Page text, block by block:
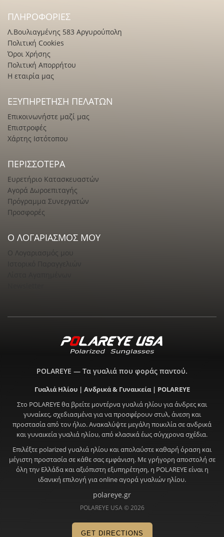
ΠΛΗΡΟΦΟΡΊΕΣ
Λ.Βουλιαγμένης 583 Αργυρούπολη
Πολιτική Cookies
Όροι Χρήσης
Πολιτική Απορρήτου
Η εταιρία μας
ΕΞΥΠΗΡΈΤΗΣΗ ΠΕΛΑΤΏΝ
Επικοινωνήστε μαζί μας
Επιστροφές
Χάρτης Ιστότοπου
ΠΕΡΙΣΣΌΤΕΡΑ
Ευρετήριο Κατασκευαστών
Αγορά Δωροεπιταγής
Πρόγραμμα Συνεργατών
Προσφορές
Ο ΛΟΓΑΡΙΑΣΜΌΣ ΜΟΥ
Ο Λογαριασμός μου
POLAREYE — Τα γυαλιά που φοράς παντού.
Γυαλιά Ηλίου | Ανδρικά & Γυναικεία | POLAREYE
Στο POLAREYE θα βρείτε μοντέρνα γυαλιά ηλίου για άνδρες και
γυναίκες, σχεδιασμένα για να προσφέρουν στυλ, άνεση και
προστασία από τον ήλιο. Ανακαλύψτε μεγάλη ποικιλία σε ανδρικά
και γυναικεία γυαλιά ηλίου, από κλασικά έως σύγχρονα σχέδια.
Επιλέξτε polarized γυαλιά ηλίου και απολαύστε καθαρή όραση και
μέγιστη προστασία σε κάθε σας εμφάνιση. Με γρήγορη αποστολή σε
όλη την Ελλάδα και αξιόπιστη εξυπηρέτηση, η POLAREYE είναι η
ιδανική επιλογή για online αγορά γυαλιών ηλίου.
polareye.gr
POLAREYE USA © 2026
GET DIRECTIONS